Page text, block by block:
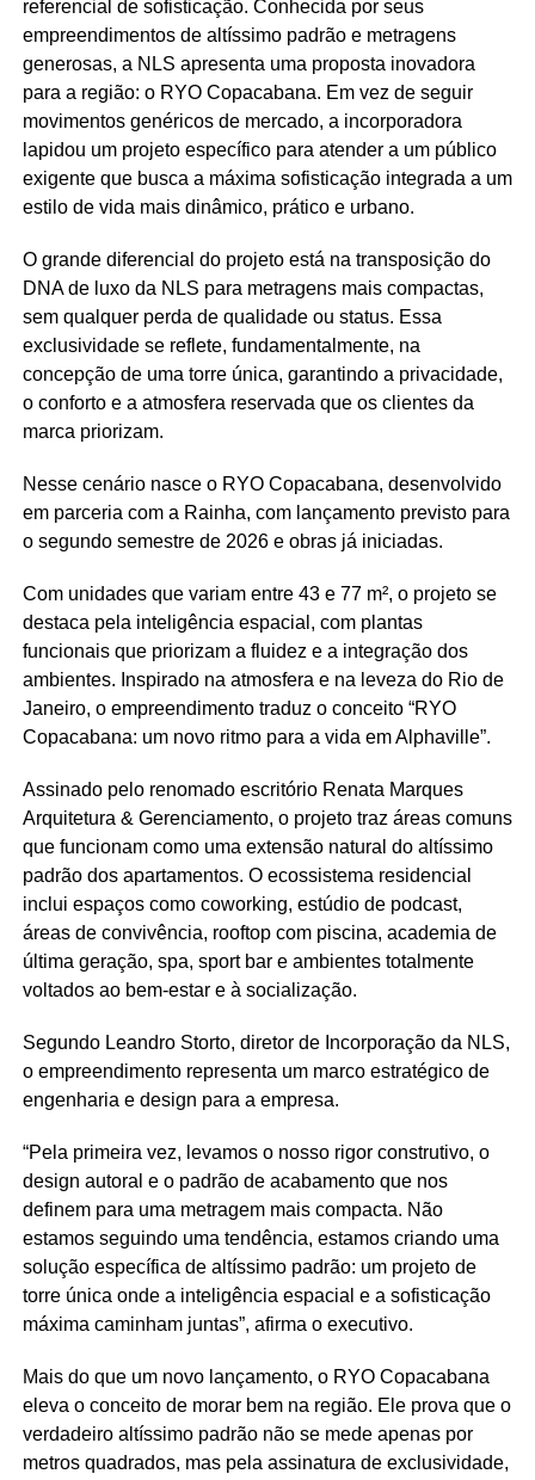
referencial de sofisticação. Conhecida por seus
empreendimentos de altíssimo padrão e metragens
generosas, a NLS apresenta uma proposta inovadora
para a região: o RYO Copacabana. Em vez de seguir
movimentos genéricos de mercado, a incorporadora
lapidou um projeto específico para atender a um público
exigente que busca a máxima sofisticação integrada a um
estilo de vida mais dinâmico, prático e urbano.
O grande diferencial do projeto está na transposição do
DNA de luxo da NLS para metragens mais compactas,
sem qualquer perda de qualidade ou status. Essa
exclusividade se reflete, fundamentalmente, na
concepção de uma torre única, garantindo a privacidade,
o conforto e a atmosfera reservada que os clientes da
marca priorizam.
Nesse cenário nasce o RYO Copacabana, desenvolvido
em parceria com a Rainha, com lançamento previsto para
o segundo semestre de 2026 e obras já iniciadas.
Com unidades que variam entre 43 e 77 m², o projeto se
destaca pela inteligência espacial, com plantas
funcionais que priorizam a fluidez e a integração dos
ambientes. Inspirado na atmosfera e na leveza do Rio de
Janeiro, o empreendimento traduz o conceito “RYO
Copacabana: um novo ritmo para a vida em Alphaville”.
Assinado pelo renomado escritório Renata Marques
Arquitetura & Gerenciamento, o projeto traz áreas comuns
que funcionam como uma extensão natural do altíssimo
padrão dos apartamentos. O ecossistema residencial
inclui espaços como coworking, estúdio de podcast,
áreas de convivência, rooftop com piscina, academia de
última geração, spa, sport bar e ambientes totalmente
voltados ao bem-estar e à socialização.
Segundo Leandro Storto, diretor de Incorporação da NLS,
o empreendimento representa um marco estratégico de
engenharia e design para a empresa.
“Pela primeira vez, levamos o nosso rigor construtivo, o
design autoral e o padrão de acabamento que nos
definem para uma metragem mais compacta. Não
estamos seguindo uma tendência, estamos criando uma
solução específica de altíssimo padrão: um projeto de
torre única onde a inteligência espacial e a sofisticação
máxima caminham juntas”, afirma o executivo.
Mais do que um novo lançamento, o RYO Copacabana
eleva o conceito de morar bem na região. Ele prova que o
verdadeiro altíssimo padrão não se mede apenas por
metros quadrados, mas pela assinatura de exclusividade,